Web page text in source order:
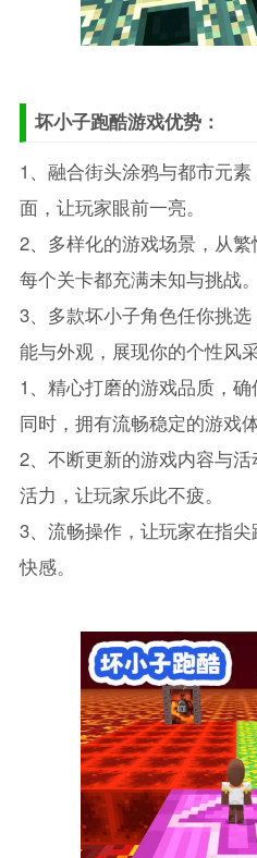
坏小子跑酷游戏优势：
1、融合街头涂鸦与都市元
面，让玩家眼前一亮。
2、多样化的游戏场景，从繁
每个关卡都充满未知与挑战。
3、多款坏小子角色任你挑
能与外观，展现你的个性风采
1、精心打磨的游戏品质，
同时，拥有流畅稳定的游戏体
2、不断更新的游戏内容与
活力，让玩家乐此不疲。
‌3、‌流畅操作，让玩家在指
快感。